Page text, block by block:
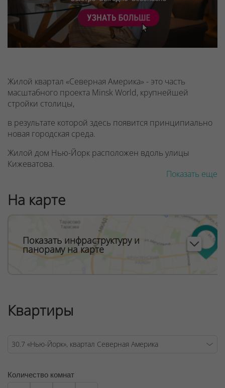
Жилой квартал «Северная Америка» - это часть
масштабного проекта Minsk World, крупнейшей
стройки столицы,
в результате которой здесь появится принципиально
новая городская среда.
Жилой дом Нью-Йорк расположен вдоль улицы
Кижеватова.
просторный и уютный внутренний двор,
спланированный по принципу парковой зоны.
ООО "Твоя столицаконсалт", УНП 190285638, лицензия
№02240/129 от 06.09.06г.
Договор на оказание риэлтерских услуг № 447/6, от
Показать еще
На карте
Показать инфраструктуру и
панораму на карте
Квартиры
Количество комнат